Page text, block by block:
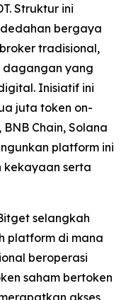
Struktur ini
bergaya
tradisional,
dagangan yang
Inisiatif ini
juta token on-
Chain, Solana
platform ini
kekayaan serta
selangkah
platform di mana
beroperasi
saham bertoken
akses